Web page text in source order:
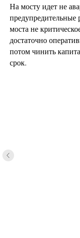
На мосту идет не
предупредительные
моста не
достаточно
потом чинить
срок.